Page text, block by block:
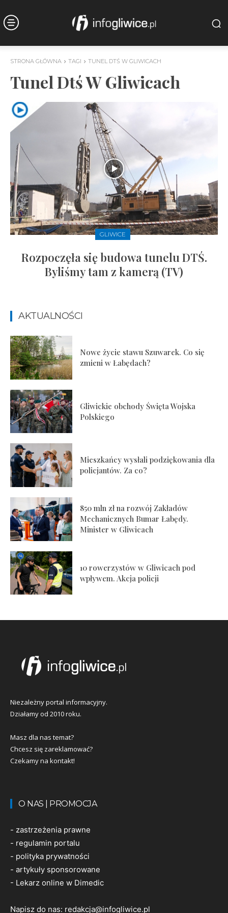
STRONA GŁÓWNA TAGI TUNEL DTŚ W GLIWICACH
Tunel Dtś W Gliwicach
GLIWICE
Rozpoczęła się budowa tunelu DTŚ.
Byliśmy tam z kamerą (TV)
AKTUALNOŚCI
Nowe życie stawu Szuwarek. Co się
zmieni w Łabędach?
Gliwickie obchody Święta Wojska
Polskiego
Mieszkańcy wysłali podziękowania dla
policjantów. Za co?
850 mln zł na rozwój Zakładów
Mechanicznych Bumar Łabędy.
Minister w Gliwicach
10 rowerzystów w Gliwicach pod
wpływem. Akcja policji
Niezależny portal informacyjny.
Działamy od 2010 roku.
Masz dla nas temat?
Chcesz się zareklamować?
Czekamy na kontakt!
O NAS | PROMOCJA
- zastrzeżenia prawne
- regulamin portalu
- polityka prywatności
- artykuły sponsorowane
- Lekarz online w Dimedic
Napisz do nas: redakcja@infogliwice.pl